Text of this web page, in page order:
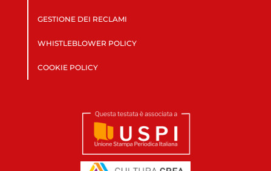
GESTIONE DEI RECLAMI
WHISTLEBLOWER POLICY
COOKIE POLICY